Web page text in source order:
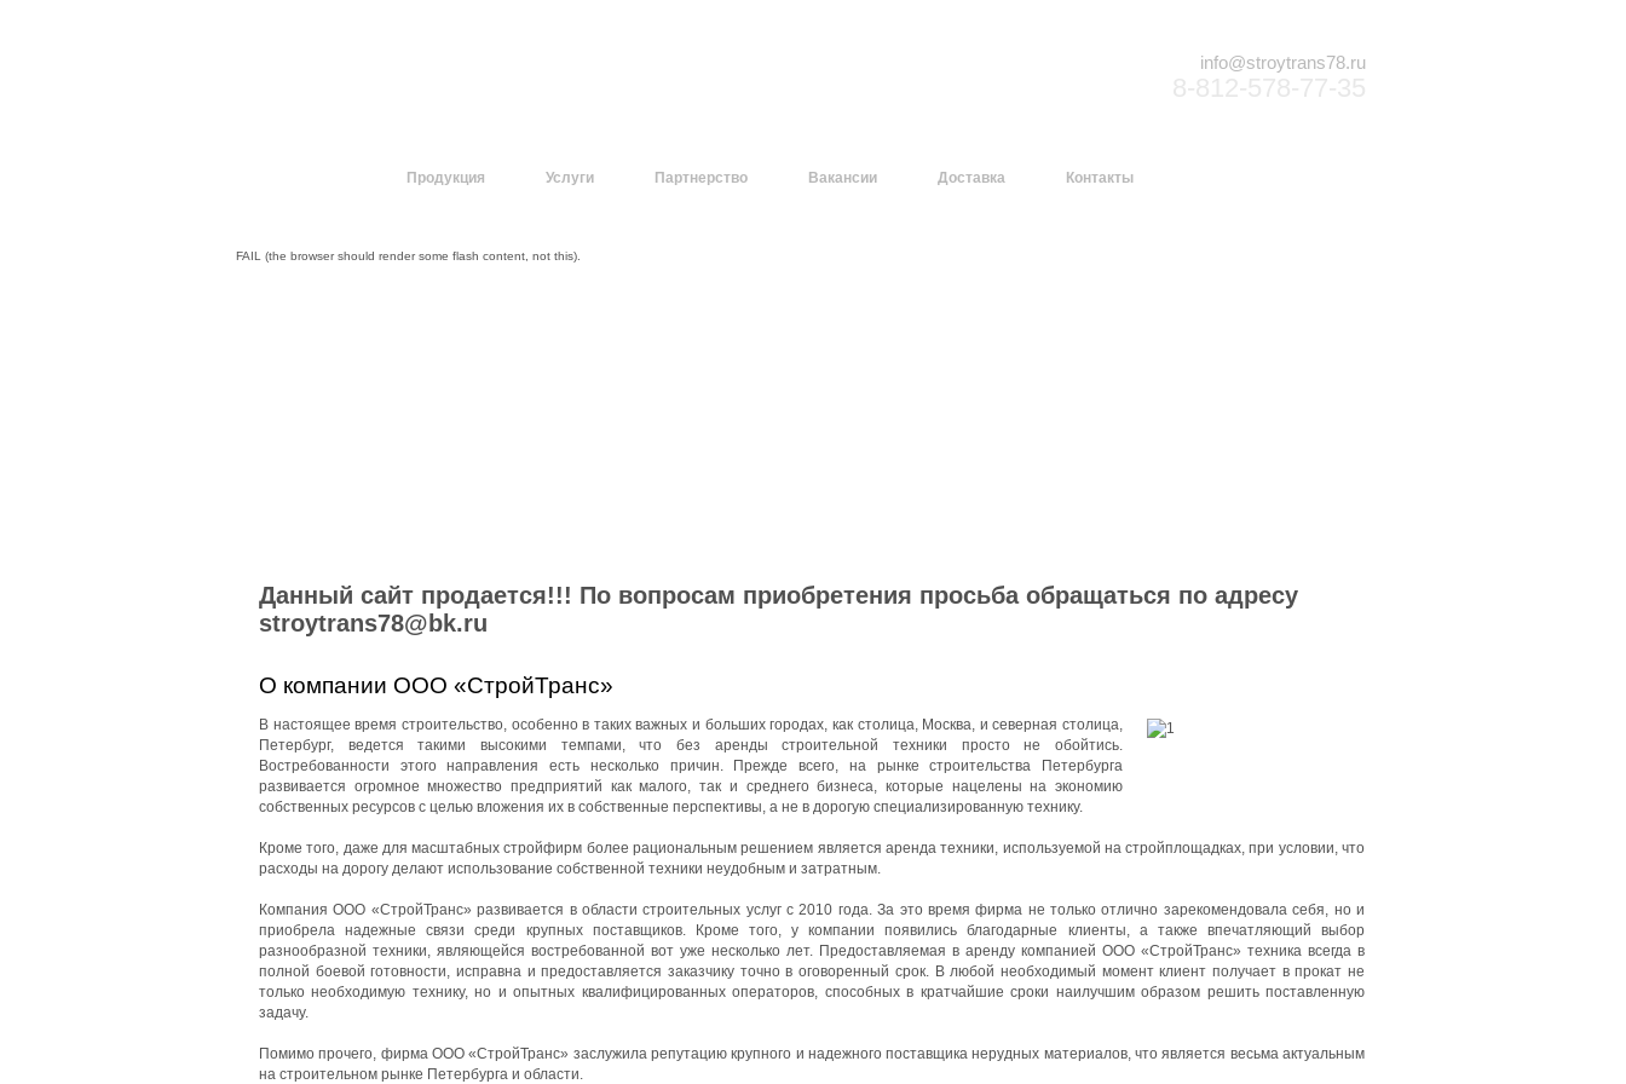
info@stroytrans78.ru
Продукция Услуги Партнерство Вакансии Доставка Контакты
FAIL (the browser should render some flash content, not this).
Данный сайт продается!!! По вопросам приобретения просьба обращаться по адресу
stroytrans78@bk.ru
О компании ООО «СтройТранс»
В настоящее время строительство, особенно в таких важных и больших городах, как столица, Москва, и северная столица,
Петербург, ведется такими высокими темпами, что без аренды строительной техники просто не обойтись.
Востребованности этого направления есть несколько причин. Прежде всего, на рынке строительства Петербурга
развивается огромное множество предприятий как малого, так и среднего бизнеса, которые нацелены на экономию
собственных ресурсов с целью вложения их в собственные перспективы, а не в дорогую специализированную технику.
Кроме того, даже для масштабных стройфирм более рациональным решением является аренда техники, используемой на стройплощадках, при условии, что
расходы на дорогу делают использование собственной техники неудобным и затратным.
Компания ООО «СтройТранс» развивается в области строительных услуг с 2010 года. За это время фирма не только отлично зарекомендовала себя, но и
приобрела надежные связи среди крупных поставщиков. Кроме того, у компании появились благодарные клиенты, а также впечатляющий выбор
разнообразной техники, являющейся востребованной вот уже несколько лет. Предоставляемая в аренду компанией ООО «СтройТранс» техника всегда в
полной боевой готовности, исправна и предоставляется заказчику точно в оговоренный срок. В любой необходимый момент клиент получает в прокат не
только необходимую технику, но и опытных квалифицированных операторов, способных в кратчайшие сроки наилучшим образом решить поставленную
задачу.
Помимо прочего, фирма ООО «СтройТранс» заслужила репутацию крупного и надежного поставщика нерудных материалов, что является весьма актуальным
на строительном рынке Петербурга и области.